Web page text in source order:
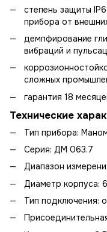
степень защиты
прибора от
демпфирование
вибраций и
сложных
гарантия 18
Технические
Тип прибора:
Серия: ДМ 063.7
Диапазон
Диаметр корпуса:
Тип подключения: